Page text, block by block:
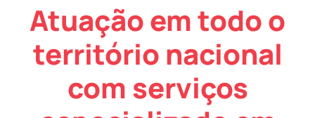
Atuação em todo o
território nacional
com serviços